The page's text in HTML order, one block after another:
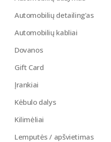
Automobilių detailing'as
Automobilių kabliai
Dovanos
Gift Card
Įrankiai
Kėbulo dalys
Kilimėliai
Lemputės / apšvietimas